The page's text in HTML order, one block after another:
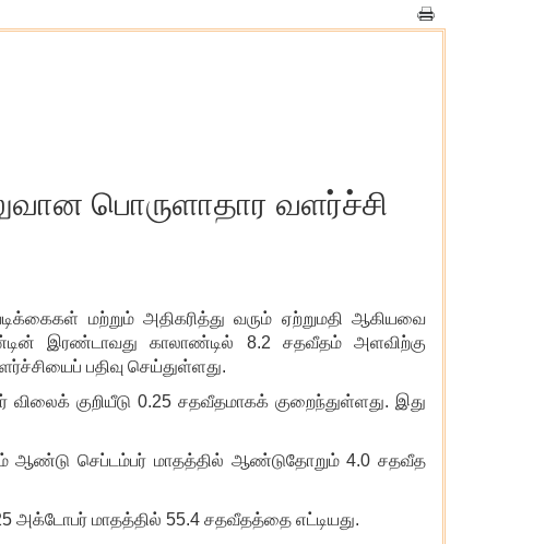
பொருளாதார வளர்ச்சி
மற்றும் அதிகரித்து வரும் ஏற்றுமதி ஆகியவை
இரண்டாவது காலாண்டில் 8.2 சதவீதம் அளவிற்கு
பதிவு செய்துள்ளது.
குறியீடு 0.25 சதவீதமாகக் குறைந்துள்ளது. இது
ம் ஆண்டு செப்டம்பர் மாதத்தில் ஆண்டுதோறும் 4.0 சதவீத
அக்டோபர் மாதத்தில் 55.4 சதவீதத்தை எட்டியது.